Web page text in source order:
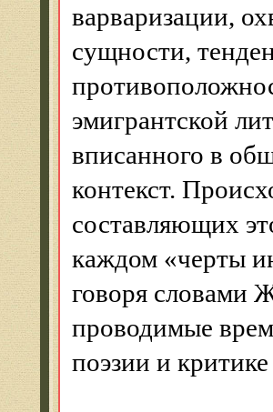
варваризации,
сущности,
эмигрантской
вписанного в
контекст.
составляющих
каждом «черты
говоря словами
проводимые
поэзии и